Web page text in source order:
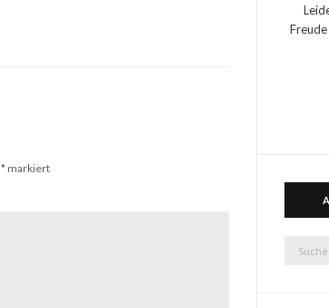
*markiert
Suche